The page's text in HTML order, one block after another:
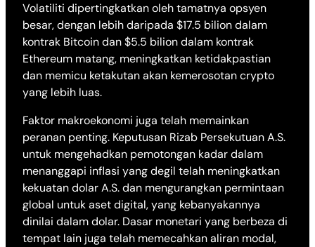
Volatiliti dipertingkatkan oleh tamatnya opsyen
besar, dengan lebih daripada $17.5 bilion dalam
kontrak Bitcoin dan $5.5 bilion dalam kontrak
Ethereum matang, meningkatkan ketidakpastian
dan memicu ketakutan akan kemerosotan crypto
yang lebih luas.
Faktor makroekonomi juga telah memainkan
peranan penting. Keputusan Rizab Persekutuan A.S.
untuk mengehadkan pemotongan kadar dalam
menanggapi inflasi yang degil telah meningkatkan
kekuatan dolar A.S. dan mengurangkan permintaan
global untuk aset digital, yang kebanyakannya
dinilai dalam dolar. Dasar monetari yang berbeza di
tempat lain juga telah memecahkan aliran modal,